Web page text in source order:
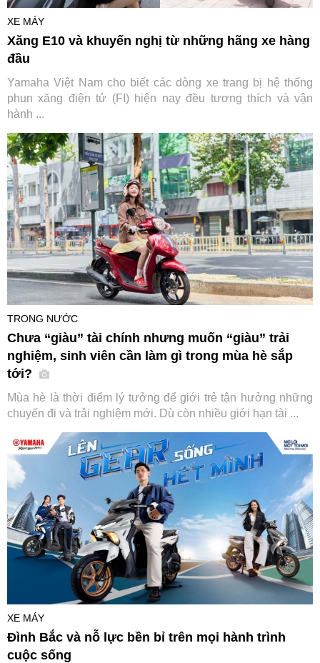
XE MÁY
Xăng E10 và khuyến nghị từ những hãng xe hàng
đầu
Yamaha Việt Nam cho biết các dòng xe trang bị hệ thống
phun xăng điện tử (FI) hiện nay đều tương thích và vận
hành ...
TRONG NƯỚC
Chưa “giàu” tài chính nhưng muốn “giàu” trải
nghiệm, sinh viên cần làm gì trong mùa hè sắp
tới?
Mùa hè là thời điểm lý tưởng để giới trẻ tận hưởng những
chuyến đi và trải nghiệm mới. Dù còn nhiều giới hạn tài ...
XE MÁY
Đình Bắc và nỗ lực bền bỉ trên mọi hành trình
cuộc sống